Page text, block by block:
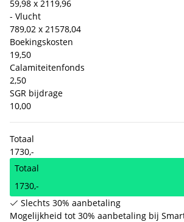
59,98 x 2119,96
- Vlucht
789,02 x 21578,04
Boekingskosten
19,50
Calamiteitenfonds
2,50
SGR bijdrage
10,00
Totaal
1730,-
Totaal
1730,-
Slechts 30% aanbetaling
Mogelijkheid tot 30% aanbetaling bij